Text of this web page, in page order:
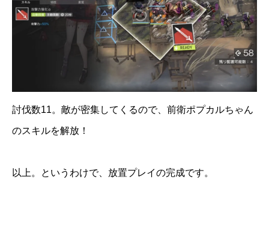
討伐数11。敵が密集してくるので、前衛ポプカルちゃん
のスキルを解放！
以上。というわけで、放置プレイの完成です。